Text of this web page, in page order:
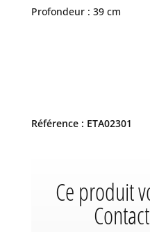
Profondeur : 39 cm
Référence : ETA02301
Ce produit